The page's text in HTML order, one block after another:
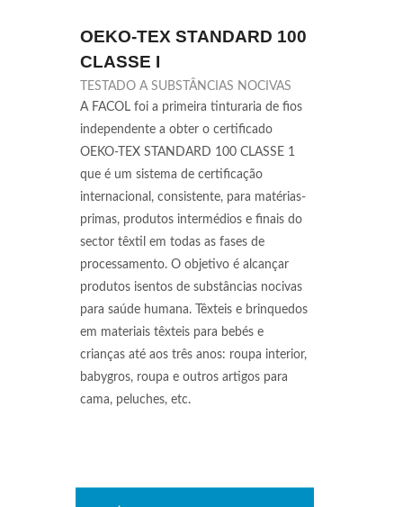
OEKO-TEX STANDARD 100
CLASSE I
TESTADO A SUBSTÂNCIAS NOCIVAS
A FACOL foi a primeira tinturaria de fios
independente a obter o certificado
OEKO-TEX STANDARD 100 CLASSE 1
que é um sistema de certificação
internacional, consistente, para matérias-
primas, produtos intermédios e finais do
sector têxtil em todas as fases de
processamento. O objetivo é alcançar
produtos isentos de substâncias nocivas
para saúde humana. Têxteis e brinquedos
em materiais têxteis para bebés e
crianças até aos três anos: roupa interior,
babygros, roupa e outros artigos para
cama, peluches, etc.